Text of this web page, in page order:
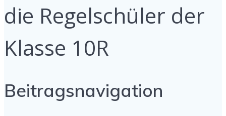
die Regelschüler der
Klasse 10R
Beitragsnavigation